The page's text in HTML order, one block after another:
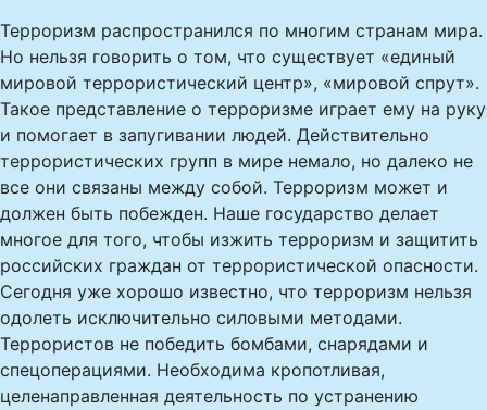
Терроризм распространился по многим странам мира.
Но нельзя говорить о том, что существует «единый
мировой террористический центр», «мировой спрут».
Такое представление о терроризме играет ему на руку
и помогает в запугивании людей. Действительно
террористических групп в мире немало, но далеко не
все они связаны между собой. Терроризм может и
должен быть побежден. Наше государство делает
многое для того, чтобы изжить терроризм и защитить
российских граждан от террористической опасности.
Сегодня уже хорошо известно, что терроризм нельзя
одолеть исключительно силовыми методами.
Террористов не победить бомбами, снарядами и
спецоперациями. Необходима кропотливая,
целенаправленная деятельность по устранению